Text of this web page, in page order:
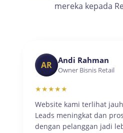
mereka kepada
AR Andi Rahman
Owner Bisnis Retail
★★★★★
Website kami terlihat
Leads meningkat dan
dengan pelanggan jadi